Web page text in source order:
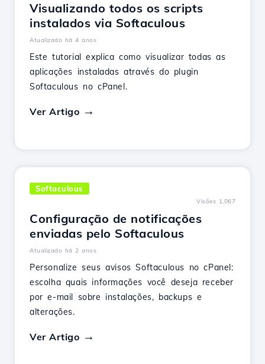
Visualizando todos os scripts
instalados via Softaculous
Atualizado há 4 anos
Este tutorial explica como visualizar todas as
aplicações instaladas através do plugin
Softaculous no cPanel.
Ver Artigo
Softaculous
Visões 1,067
Configuração de notificações
enviadas pelo Softaculous
Atualizado há 2 anos
Personalize seus avisos Softaculous no cPanel:
escolha quais informações você deseja receber
por e-mail sobre instalações, backups e
alterações.
Ver Artigo